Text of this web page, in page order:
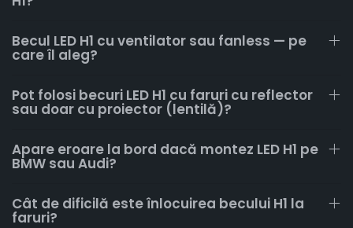
Becul LED H1 cu ventilator sau fanless — pe
care îl aleg?
Pot folosi becuri LED H1 cu faruri cu reflector
sau doar cu proiector (lentilă)?
Apare eroare la bord dacă montez LED H1 pe
BMW sau Audi?
Cât de dificilă este înlocuirea becului H1 la
faruri?